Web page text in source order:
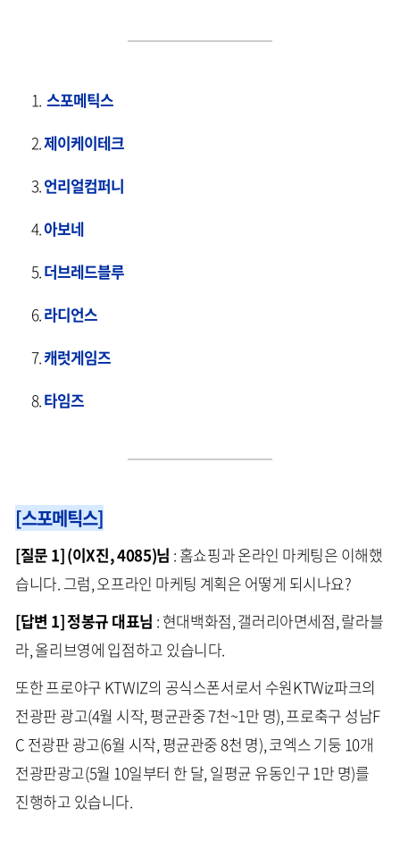
스포메틱스
제이케이테크
언리얼컴퍼니
아보네
더브레드블루
라디언스
캐럿게임즈
타임즈
[스포메틱스]
[질문 1] (이X진, 4085)님 : 홈쇼핑과 온라인 마케팅은 이해했
습니다. 그럼, 오프라인 마케팅 계획은 어떻게 되시나요?
[답변 1] 정봉규 대표님 : 현대백화점, 갤러리아면세점, 랄라블
라, 올리브영에 입점하고 있습니다.
또한 프로야구 KTWIZ의 공식스폰서로서 수원KTWiz파크의
전광판 광고(4월 시작, 평균관중 7천~1만 명), 프로축구 성남F
C 전광판 광고(6월 시작, 평균관중 8천 명), 코엑스 기둥 10개
전광판광고(5월 10일부터 한 달, 일평균 유동인구 1만 명)를
진행하고 있습니다.